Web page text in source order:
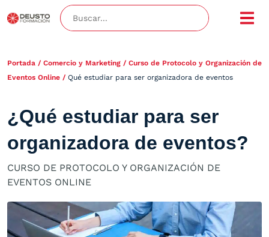
Portada / Comercio y Marketing / Curso de Protocolo y Organización de
Eventos Online / Qué estudiar para ser organizadora de eventos
¿Qué estudiar para ser
organizadora de eventos?
CURSO DE PROTOCOLO Y ORGANIZACIÓN DE
EVENTOS ONLINE